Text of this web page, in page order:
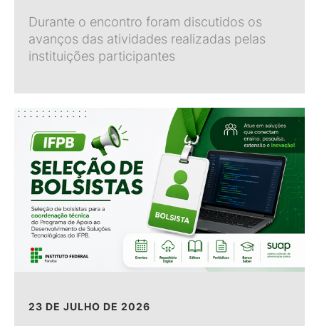
Durante o encontro foram discutidos os
avanços das atividades realizadas pelas
instituições participantes
23 DE JULHO DE 2026